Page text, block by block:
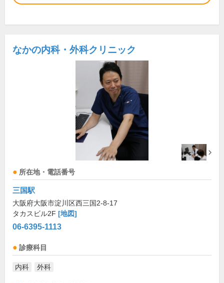
なかの内科・外科クリニック
所在地・電話番号
三国駅
大阪府大阪市淀川区西三国2-8-17
タカスビル2F [地図]
06-6395-1113
診療科目
内科 外科